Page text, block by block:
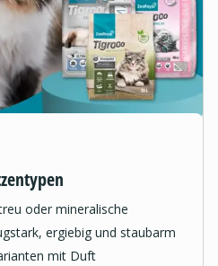
oder mineralische
ergiebig und staubarm
mit Duft